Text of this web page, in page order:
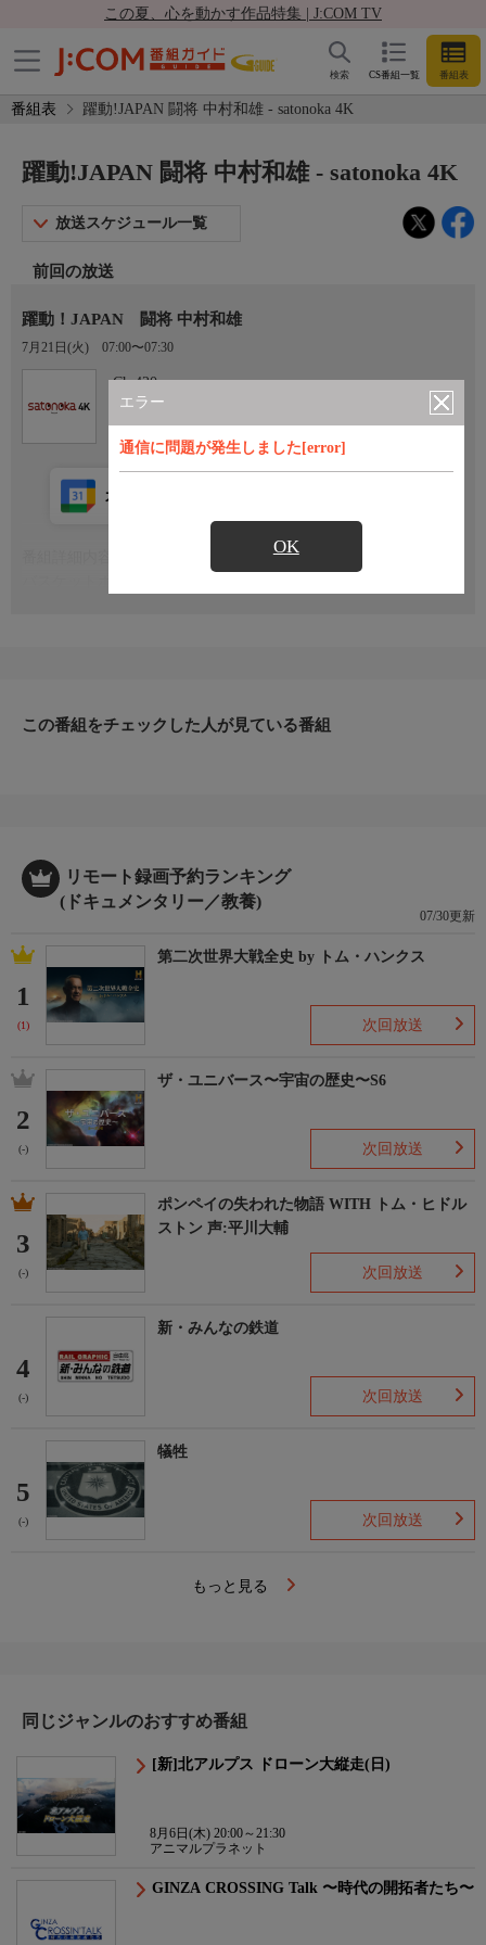
この夏、心を動かす作品特集 | J:COM TV
CS番組一覧 番組表
検索
番組表 躍動!JAPAN 闘将 中村和雄 - satonoka 4K
エラー
通信に問題が発生しました[error]
OK
躍動!JAPAN 闘将 中村和雄 - satonoka 4K
放送スケジュール一覧
前回の放送
躍動！JAPAN 闘将 中村和雄
7月21日(火) 07:00〜07:30
Ch.420
satonoka 4K
カレンダー登録
この番組をチェックした人が見ている番組
リモート録画予約ランキング
(ドキュメンタリー／教養)
07/30更新
1
(1)
第二次世界大戦全史 by トム・ハンクス
次回放送
2
(-)
ザ・ユニバース〜宇宙の歴史〜S6
次回放送
3
(-)
ポンペイの失われた物語 WITH トム・ヒドル
ストン 声:平川大輔
次回放送
4
(-)
新・みんなの鉄道
次回放送
5
(-)
犠牲
次回放送
もっと見る
同じジャンルのおすすめ番組
[新]北アルプス ドローン大縦走(日)
8月6日(木) 20:00～21:30
アニマルプラネット
GINZA CROSSING Talk 〜時代の開拓者たち〜